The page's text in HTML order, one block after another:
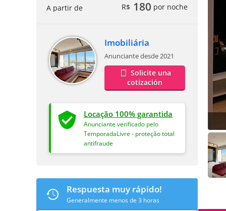
A partir de R$ 180 por noche
Imobiliária
Anunciante desde 2021
Solicite una
cotización
Locação 100% garantida
Anunciante verificado pelo
TemporadaLivre - proteção total
antifraude
Respuesta muy rápido!
Generalmente menos de 3 horas